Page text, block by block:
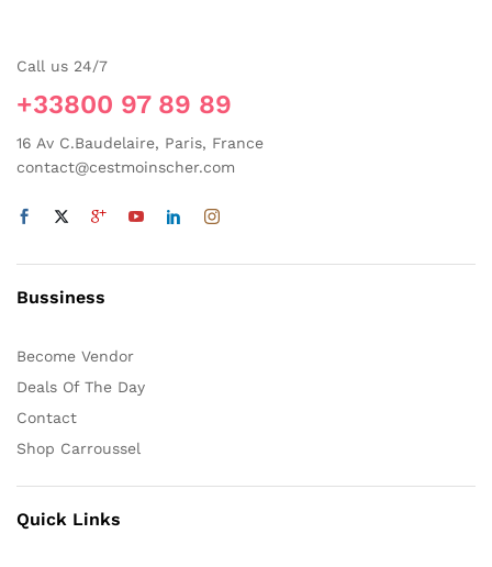
Call us 24/7
+33800 97 89 89
16 Av C.Baudelaire, Paris, France
contact@cestmoinscher.com
Bussiness
Become Vendor
Deals Of The Day
Contact
Shop Carroussel
Quick Links